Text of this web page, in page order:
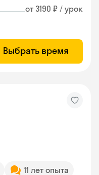
от 3190 ₽ / урок
Выбрать время
11 лет опыта